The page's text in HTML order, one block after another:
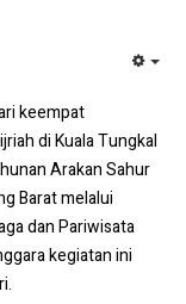
keempat
di Kuala Tungkal
Arakan Sahur
Barat melalui
dan Pariwisata
kegiatan ini